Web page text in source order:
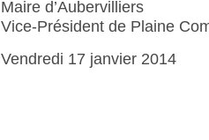
Maire d’Aubervilliers
Vice-Président de Plaine
Vendredi 17 janvier 2014